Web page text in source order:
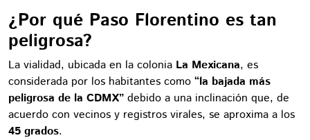
¿Por qué Paso Florentino es tan
peligrosa?
La vialidad, ubicada en la colonia La Mexicana, es
considerada por los habitantes como “la bajada más
peligrosa de la CDMX” debido a una inclinación que, de
acuerdo con vecinos y registros virales, se aproxima a los
45 grados.